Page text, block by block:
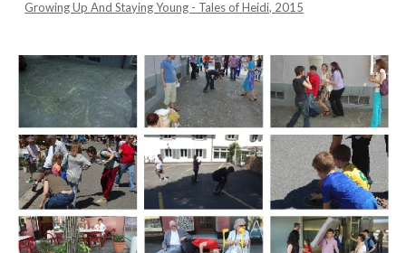
Growing Up And Staying Young - Tales of Heidi, 2015